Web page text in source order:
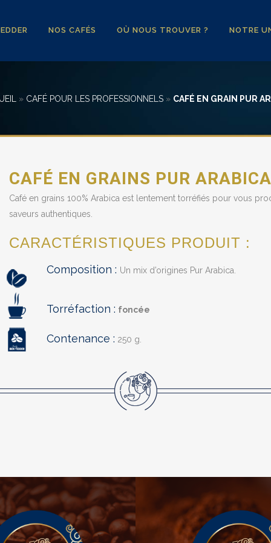
NOS CAFÉS OÙ NOUS TROUVER ? NOTRE
» CAFÉ POUR LES PROFESSIONNELS» CAFÉ EN GRAIN PUR
CAFÉ EN GRAINS PUR ARABICA
Café en grains 100% Arabica est lentement torréfiés pour vous
saveurs authentiques.
CARACTÉRISTIQUES PRODUIT :
Composition : Un mix d’origines Pur Arabica.
Torréfaction : foncée
Contenance : 250 g.